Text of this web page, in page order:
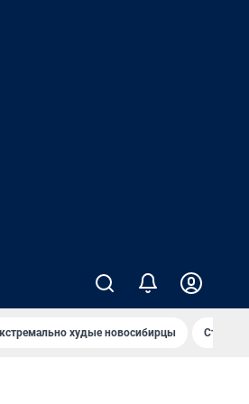
худые новосибирцы Старт